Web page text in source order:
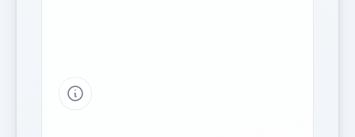
Tipp a grafikon jelmagyarázatához